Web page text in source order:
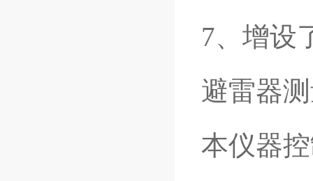
7、增设
避雷器
本仪器